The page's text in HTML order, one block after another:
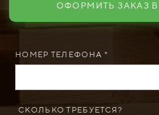
ОФОРМИТЬ ЗАКАЗ В
НОМЕР ТЕЛЕФОНА *
СКОЛЬКО ТРЕБУЕТСЯ?